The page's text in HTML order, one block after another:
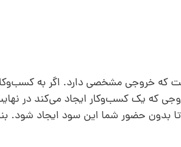
که خروجی مشخصی دارد. اگر به
که یک کسب‌وکار ایجاد می‌کند در
بدون حضور شما این سود ایجاد شود.